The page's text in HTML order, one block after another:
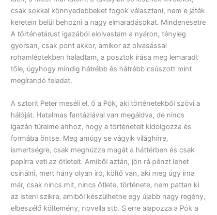
csak sokkal könnyedebbeket fogok választani, nem e játék
keretein belül behozni a nagy elmaradásokat. Mindenesetre
A történetárust igazából elolvastam a nyáron, tényleg
gyorsan, csak pont akkor, amikor az olvasással
rohamléptekben haladtam, a posztok írása meg lemaradt
tőle, úgyhogy mindig hátrébb és hátrébb csúszott mint
megírandó feladat.
A sztorit Peter meséli el, ő a Pók, aki történetekből szövi a
hálóját. Hatalmas fantáziával van megáldva, de nincs
igazán türelme ahhoz, hogy a történeteit kidolgozza és
formába öntse. Meg amúgy se vágyik világhírre,
ismertségre, csak meghúzza magát a háttérben és csak
papírra veti az ötleteit. Amiből aztán, jön rá pénzt lehet
csinálni, mert hány olyan író, költő van, aki meg úgy írna
már, csak nincs mit, nincs ötlete, története, nem pattan ki
az isteni szikra, amiből készülhetne egy újabb nagy regény,
elbeszélő költemény, novella stb. S erre alapozza a Pók a